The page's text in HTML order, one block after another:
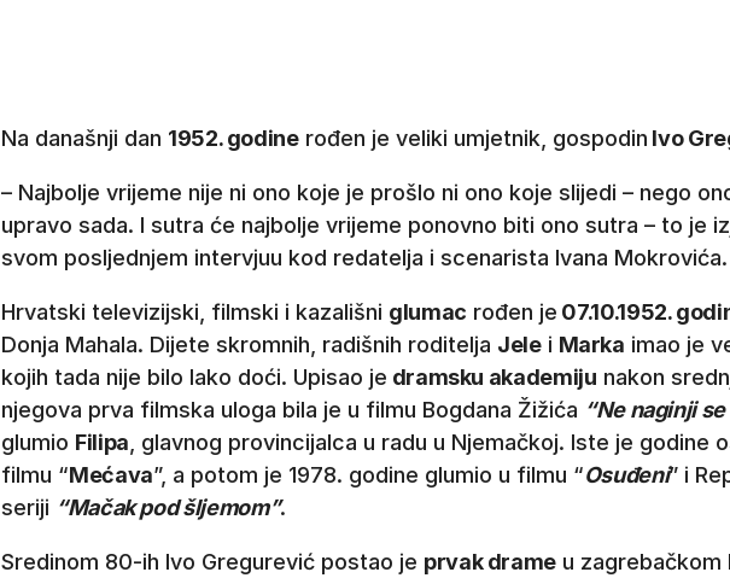
Na današnji dan 1952. godinerođen je veliki umjetnik, gospodin Ivo
– Najbolje vrijeme nije ni ono koje je prošlo ni ono koje slijedi – nego
upravo sada. I sutra će najbolje vrijeme ponovno biti ono sutra – to je
svom posljednjem intervjuu kod redatelja i scenarista Ivana Mokrovića.
Hrvatski televizijski, filmski i kazališni glumac rođen je 07.10.1952.
Donja Mahala. Dijete skromnih, radišnih roditelja Jelei Marka imao je
kojih tada nije bilo lako doći. Upisao je dramsku akademiju nakon
njegova prva filmska uloga bila je u filmu Bogdana Žižića “Ne naginji
glumio Filipa, glavnog provincijalca u radu u Njemačkoj. Iste je godine
filmu “Mećava”, a potom je 1978. godine glumio u filmu “Osuđeni” i
seriji “Mačak pod šljemom”.
Sredinom 80-ih Ivo Gregurević postao je prvak drame u zagrebačkom